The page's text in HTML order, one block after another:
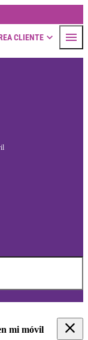
CLIENTE
mi móvil